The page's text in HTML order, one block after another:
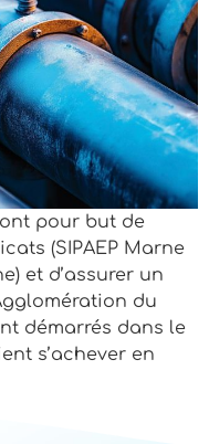
pour but de
(SIPAEP Marne
et d’assurer un
du
démarrés dans le
s’achever en